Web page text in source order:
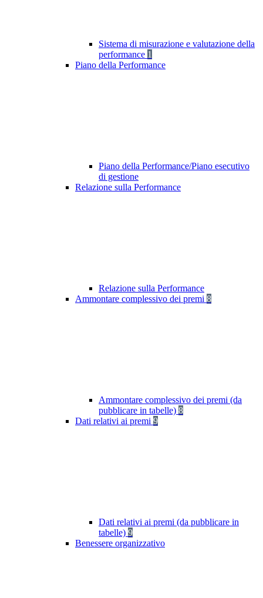
Sistema di misurazione e valutazione della
performance 1
Piano della Performance
Piano della Performance/Piano esecutivo
di gestione
Relazione sulla Performance
Relazione sulla Performance
Ammontare complessivo dei premi 8
Ammontare complessivo dei premi (da
pubblicare in tabelle) 8
Dati relativi ai premi 9
Dati relativi ai premi (da pubblicare in
tabelle) 9
Benessere organizzativo